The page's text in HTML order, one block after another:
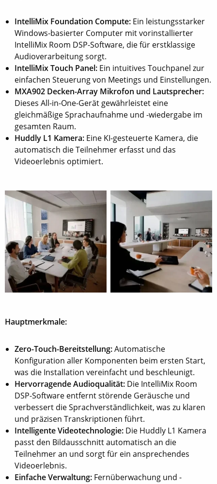
IntelliMix Foundation Compute: Ein leistungsstarker
Windows-basierter Computer mit vorinstallierter
IntelliMix Room DSP-Software, die für erstklassige
Audioverarbeitung sorgt.
IntelliMix Touch Panel: Ein intuitives Touchpanel zur
einfachen Steuerung von Meetings und Einstellungen.
MXA902 Decken-Array Mikrofon und Lautsprecher:
Dieses All-in-One-Gerät gewährleistet eine
gleichmäßige Sprachaufnahme und -wiedergabe im
gesamten Raum.
Huddly L1 Kamera: Eine KI-gesteuerte Kamera, die
automatisch die Teilnehmer erfasst und das
Videoerlebnis optimiert.
Hauptmerkmale:
Zero-Touch-Bereitstellung:Automatische
Konfiguration aller Komponenten beim ersten Start,
was die Installation vereinfacht und beschleunigt.
Hervorragende Audioqualität: Die IntelliMix Room
DSP-Software entfernt störende Geräusche und
verbessert die Sprachverständlichkeit, was zu klaren
und präzisen Transkriptionen führt.
Intelligente Videotechnologie: Die Huddly L1 Kamera
passt den Bildausschnitt automatisch an die
Teilnehmer an und sorgt für ein ansprechendes
Videoerlebnis.
Einfache Verwaltung: Fernüberwachung und -